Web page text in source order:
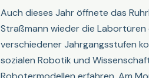
Auch dieses Jahr öffnete das
Straßmann wieder die Labortüren
verschiedener Jahrgangsstufen
sozialen Robotik und